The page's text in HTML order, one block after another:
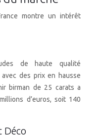
montre un intérêt
de haute qualité
des prix en hausse
birman de 25 carats a
d’euros, soit 140
Déco